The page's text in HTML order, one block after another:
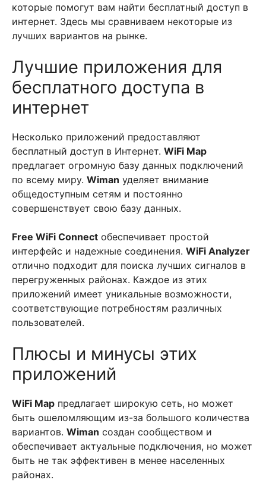
которые помогут вам найти бесплатный доступ в
интернет. Здесь мы сравниваем некоторые из
лучших вариантов на рынке.
Лучшие приложения для
бесплатного доступа в
интернет
Несколько приложений предоставляют
бесплатный доступ в Интернет. WiFi Map
предлагает огромную базу данных подключений
по всему миру. Wiman уделяет внимание
общедоступным сетям и постоянно
совершенствует свою базу данных.
Free WiFi Connect обеспечивает простой
интерфейс и надежные соединения. WiFi Analyzer
отлично подходит для поиска лучших сигналов в
перегруженных районах. Каждое из этих
приложений имеет уникальные возможности,
соответствующие потребностям различных
пользователей.
Плюсы и минусы этих
приложений
WiFi Map предлагает широкую сеть, но может
быть ошеломляющим из-за большого количества
вариантов. Wiman создан сообществом и
обеспечивает актуальные подключения, но может
быть не так эффективен в менее населенных
районах.